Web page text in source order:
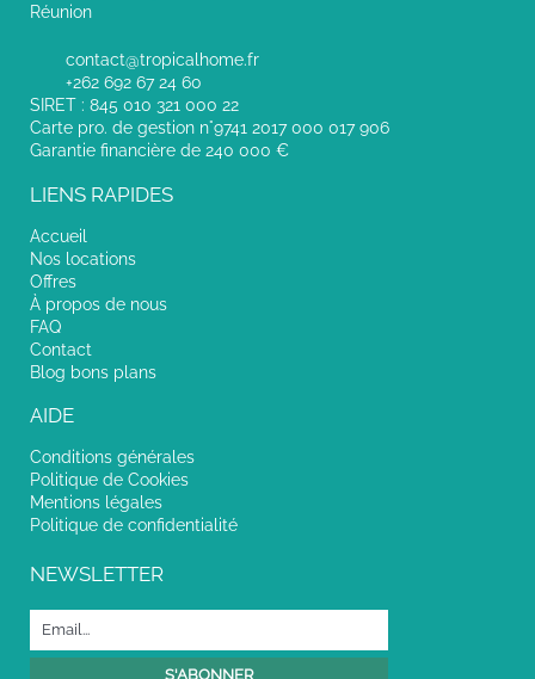
Réunion
contact@tropicalhome.fr
+262 692 67 24 60
SIRET : 845 010 321 000 22
Carte pro. de gestion n°9741 2017 000 017 906
Garantie financière de 240 000 €
LIENS RAPIDES
Accueil
Nos locations
Offres
À propos de nous
FAQ
Contact
Blog bons plans
AIDE
Conditions générales
Politique de Cookies
Mentions légales
Politique de confidentialité
NEWSLETTER